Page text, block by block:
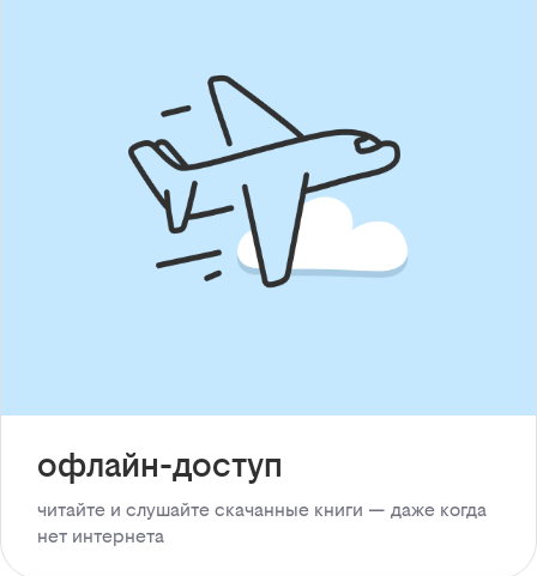
офлайн-доступ
читайте и слушайте скачанные книги — даже когда
нет интернета